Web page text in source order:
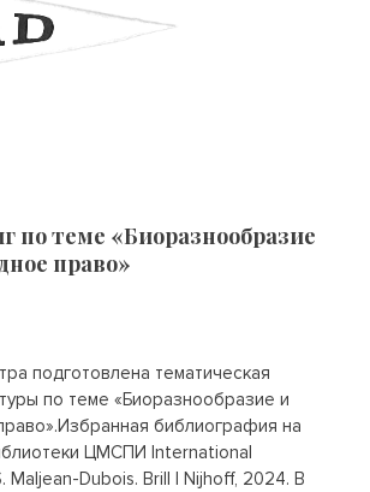
по теме «Биоразнообразие
право»
подготовлена тематическая
по теме «Биоразнообразие и
библиография на
ЦМСПИ International
Maljean-Dubois. Brill | Nijhoff, 2024. В